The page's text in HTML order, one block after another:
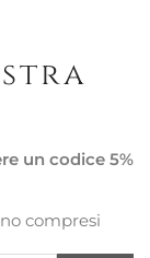
un codice 5%
compresi